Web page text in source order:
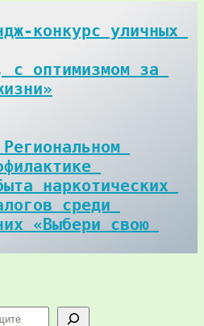
конкурс уличных
с оптимизмом за
наркотических
среди
«Выбери свою